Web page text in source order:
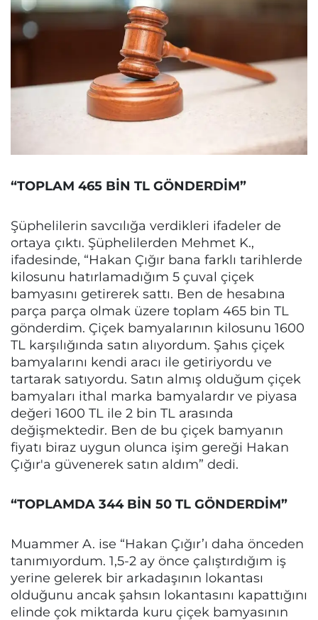
“TOPLAM 465 BİN TL GÖNDERDİM”
Şüphelilerin savcılığa verdikleri ifadeler de
ortaya çıktı. Şüphelilerden Mehmet K.,
ifadesinde, “Hakan Çığır bana farklı tarihlerde
kilosunu hatırlamadığım 5 çuval çiçek
bamyasını getirerek sattı. Ben de hesabına
parça parça olmak üzere toplam 465 bin TL
gönderdim. Çiçek bamyalarının kilosunu 1600
TL karşılığında satın alıyordum. Şahıs çiçek
bamyalarını kendi aracı ile getiriyordu ve
tartarak satıyordu. Satın almış olduğum çiçek
bamyaları ithal marka bamyalardır ve piyasa
değeri 1600 TL ile 2 bin TL arasında
değişmektedir. Ben de bu çiçek bamyanın
fiyatı biraz uygun olunca işim gereği Hakan
Çığır'a güvenerek satın aldım” dedi.
“TOPLAMDA 344 BİN 50 TL GÖNDERDİM”
Muammer A. ise “Hakan Çığır’ı daha önceden
tanımıyordum. 1,5-2 ay önce çalıştırdığım iş
yerine gelerek bir arkadaşının lokantası
olduğunu ancak şahsın lokantasını kapattığını
elinde çok miktarda kuru çiçek bamyasının